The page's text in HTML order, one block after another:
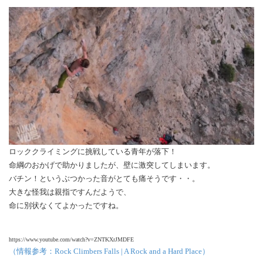
ロッククライミングに挑戦している青年が落下！
命綱のおかげで助かりましたが、壁に激突してしまいます。
バチン！というぶつかった音がとても痛そうです・・。
大きな怪我は親指ですんだようで、
命に別状なくてよかったですね。
https://www.youtube.com/watch?v=ZNTKXrJMDFE
（情報参考：Rock Climbers Falls | A Rock and a Hard Place）